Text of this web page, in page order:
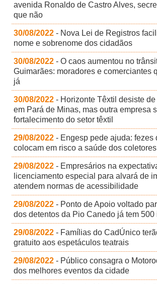
avenida Ronaldo de Castro Alves,
que não
30/08/2022 - Nova Lei de Registros
nome e sobrenome dos cidadãos
30/08/2022 - O caos aumentou no
Guimarães: moradores e comerciantes
já
30/08/2022 - Horizonte Têxtil desiste
em Pará de Minas, mas outra empresa
fortalecimento do setor têxtil
29/08/2022 - Engesp pede ajuda: fezes
colocam em risco a saúde dos
29/08/2022 - Empresários na
licenciamento especial para alvará de
atendem normas de acessibilidade
29/08/2022 - Ponto de Apoio voltado
dos detentos da Pio Canedo já tem 500
29/08/2022 - Famílias do CadÚnico
gratuito aos espetáculos teatrais
29/08/2022 - Público consagra o
dos melhores eventos da cidade